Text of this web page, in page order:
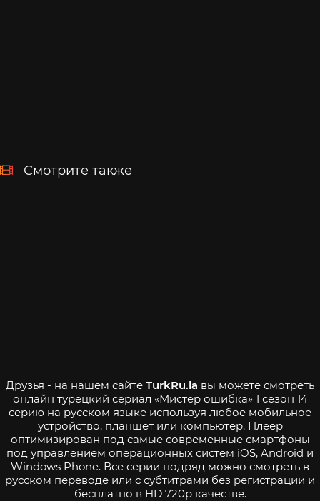
Смотрите также
Друзья - на нашем сайте TurkRu.la вы можете смотреть
онлайн турецкий сериал «Мистер ошибка» 1 сезон 14
серию на русском языке используя любое мобильное
устройство, планшет или компьютер. Плеер
оптимизирован под самые современные смартфоны
под управлением операционных систем iOS, Android и
Windows Phone. Все серии подряд можно смотреть в
русском переводе или с субтитрами без регистрации и
бесплатно в HD 720p качестве.